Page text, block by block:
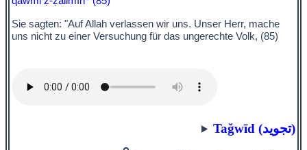
Sie sagten: "Auf Allah verlassen wir uns. Unser Herr, mache
uns nicht zu einer Versuchung für das ungerechte Volk, (85)
Taǧwīd (تجويد)